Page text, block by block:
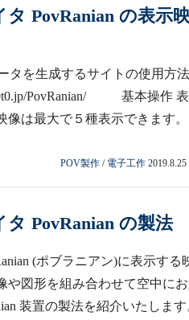
PovRanian の表示
タを生成するサイトの使用方
PovRanian/ 基本操作 表
像は最大で５種表示できま
POV製作 / 電子工作
PovRanian の製法
(ポブラニアン)に表示する
や図形を組み合わせて空中に
装置の製法を紹介いたします